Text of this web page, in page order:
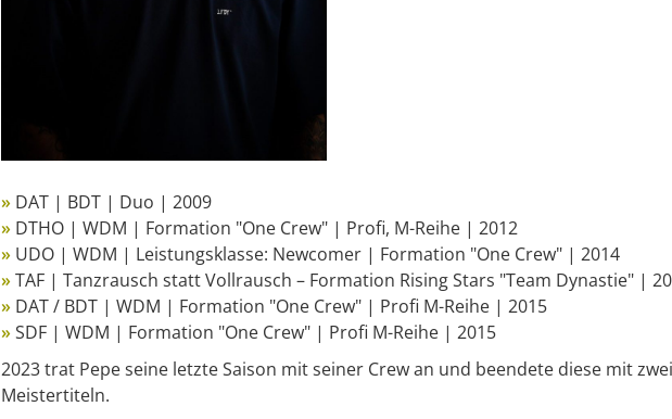
»DAT | BDT | Duo | 2009
»DTHO | WDM | Formation "One Crew" | Profi, M-Reihe | 2012
»UDO | WDM | Leistungsklasse: Newcomer | Formation "One Crew" | 2014
»TAF | Tanzrausch statt Vollrausch – Formation Rising Stars "Team Dynastie" |
»DAT / BDT | WDM | Formation "One Crew" | Profi M-Reihe | 2015
»SDF | WDM | Formation "One Crew" | Profi M-Reihe | 2015
2023 trat Pepe seine letzte Saison mit seiner Crew an und beendete diese mit zwei
Meistertiteln.